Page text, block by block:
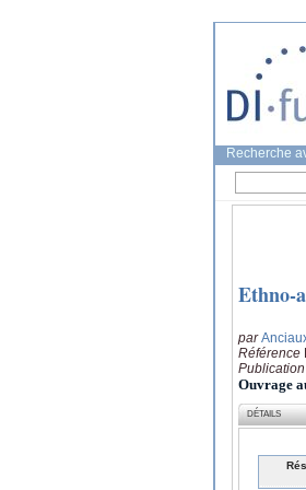
Recherche
Ethno-
par
Référence
Publication
Ouvrage
DÉTAILS